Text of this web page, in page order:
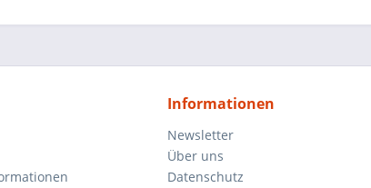
Informationen
Newsletter
Über uns
Datenschutz